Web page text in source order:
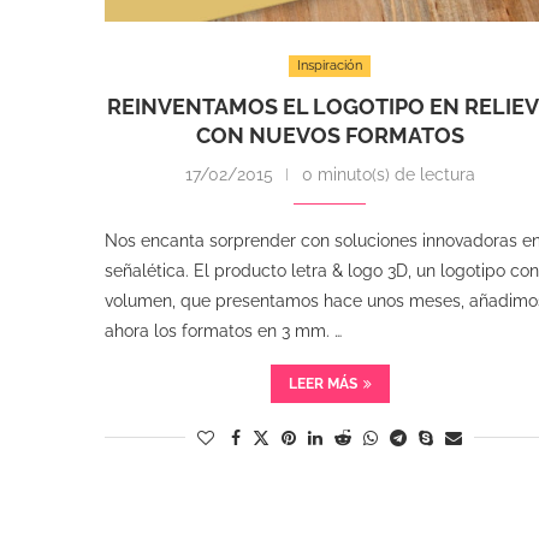
Inspiración
REINVENTAMOS EL LOGOTIPO EN
CON NUEVOS FORMATOS
17/02/2015 0 minuto(s) de lectura
Nos encanta sorprender con soluciones innovadoras
señalética. El producto letra & logo 3D, un logotipo con
volumen, que presentamos hace unos meses,
ahora los formatos en 3 mm. …
LEER MÁS